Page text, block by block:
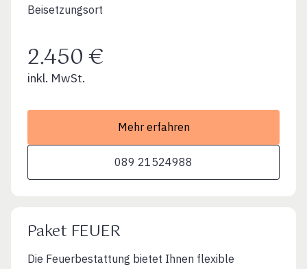
Beisetzungsort
2.450 €
inkl. MwSt.
Mehr erfahren
089 21524988
Paket FEUER
Die Feuerbestattung bietet Ihnen flexible